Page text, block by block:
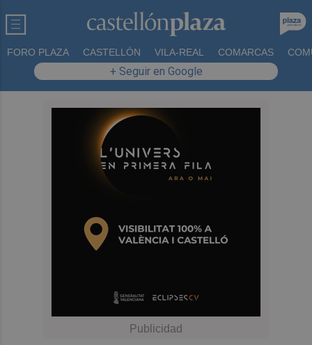
FORO PLAZA CASTELLÓN VILA-REAL COMARCAS
+ Seguir en Google